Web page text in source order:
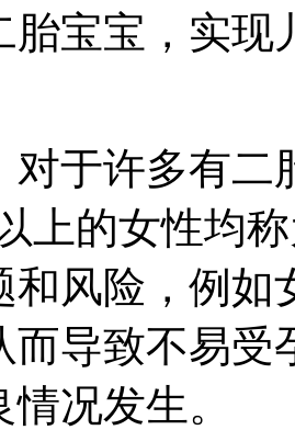
胎宝宝，实
许多有二
上的女性均
和风险，例如
而导致不易受
况发生。